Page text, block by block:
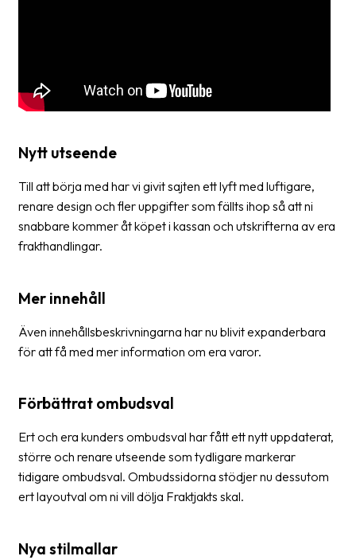
Tulldeklarationer
Upphämtningar
Manualer
Nedladdningar
Kundtjänst
Om
företaget
Fraktjakt
Pressrum
Jobb
Nytt utseende
Till att börja med har vi givit sajten ett lyft med luftigare,
renare design och fler uppgifter som fällts ihop så att ni
snabbare kommer åt köpet i kassan och utskrifterna av era
frakthandlingar.
Mer innehåll
Även innehållsbeskrivningarna har nu blivit expanderbara
för att få med mer information om era varor.
Förbättrat ombudsval
Ert och era kunders ombudsval har fått ett nytt uppdaterat,
större och renare utseende som tydligare markerar
tidigare ombudsval. Ombudssidorna stödjer nu dessutom
ert layoutval om ni vill dölja Fraktjakts skal.
Nya stilmallar